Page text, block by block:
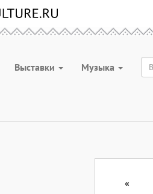
Выставки Музыка
«